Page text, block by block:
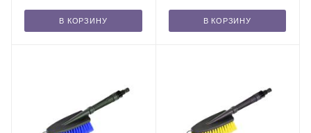
В КОРЗИНУ В КОРЗИНУ